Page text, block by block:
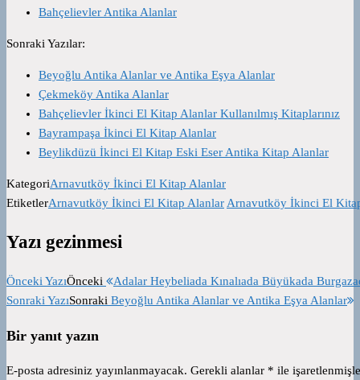
Bahçelievler Antika Alanlar
Sonraki Yazılar:
Beyoğlu Antika Alanlar ve Antika Eşya Alanlar
Çekmeköy Antika Alanlar
Bahçelievler İkinci El Kitap Alanlar Kullanılmış Kitaplarınız
Bayrampaşa İkinci El Kitap Alanlar
Beylikdüzü İkinci El Kitap Eski Eser Antika Kitap Alanlar
KategoriArnavutköy İkinci El Kitap Alanlar
EtiketlerArnavutköy İkinci El Kitap Alanlar Arnavutköy İkinci El
Yazı gezinmesi
Önceki YazıÖnceki
Adalar Heybeliada Kınalıada Büyükada
Sonraki YazıSonraki Beyoğlu Antika Alanlar ve Antika Eşya Alanlar
Bir yanıt yazın
E-posta adresiniz yayınlanmayacak. Gerekli alanlar * ile